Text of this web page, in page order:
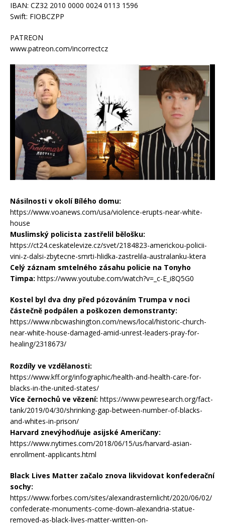
IBAN: CZ32 2010 0000 0024 0113 1596
Swift: FIOBCZPP
PATREON
www.patreon.com/incorrectcz
Násilnosti v okolí Bílého domu:
https://www.voanews.com/usa/violence-erupts-near-white-
house
Muslimský policista zastřelil bělošku:
https://ct24.ceskatelevize.cz/svet/2184823-americkou-policii-
vini-z-dalsi-zbytecne-smrti-hlidka-zastrelila-australanku-ktera
Celý záznam smtelného zásahu policie na Tonyho
Timpa: https://www.youtube.com/watch?v=_c-E_i8Q5G0
Kostel byl dva dny před pózováním Trumpa v noci
částečně podpálen a poškozen demonstranty:
https://www.nbcwashington.com/news/local/historic-church-
near-white-house-damaged-amid-unrest-leaders-pray-for-
healing/2318673/
Rozdíly ve vzdělanosti:
https://www.kff.org/infographic/health-and-health-care-for-
blacks-in-the-united-states/
Více černochů ve vězení: https://www.pewresearch.org/fact-
tank/2019/04/30/shrinking-gap-between-number-of-blacks-
and-whites-in-prison/
Harvard znevýhodňuje asijské Američany:
https://www.nytimes.com/2018/06/15/us/harvard-asian-
enrollment-applicants.html
Black Lives Matter začalo znova likvidovat konfederační
sochy:
https://www.forbes.com/sites/alexandrasternlicht/2020/06/02/
confederate-monuments-come-down-alexandria-statue-
removed-as-black-lives-matter-written-on-